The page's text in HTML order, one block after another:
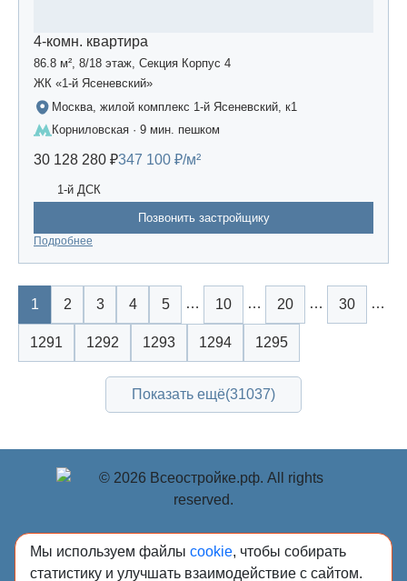
4-комн. квартира
86.8 м², 8/18 этаж, Секция Корпус 4
ЖК «1-й Ясеневский»
Москва, жилой комплекс 1-й Ясеневский, к1
Корниловская · 9 мин. пешком
30 128 280 ₽347 100 ₽/м²
1-й ДСК
Позвонить застройщику
Подробнее
1 2 3 4 5 … 10 … 20 … 30 …
1291 1292 1293 1294 1295
Показать ещё(31037)
© Учредитель: Индивидуальный предприниматель
Опрышко Светлана Александровна, 2018-2026.
Мы используем файлы cookie, чтобы собирать
статистику и улучшать взаимодействие с сайтом.